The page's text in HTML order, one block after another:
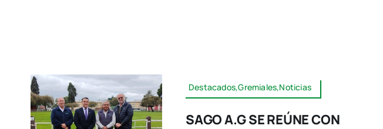
Destacados,Gremiales,Noticias
SAGO A.G SE REÚNE CON